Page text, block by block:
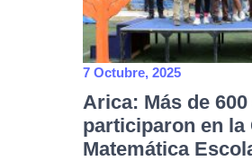
7 Octubre, 2025
Arica: Más de
participaron en la
Matemática